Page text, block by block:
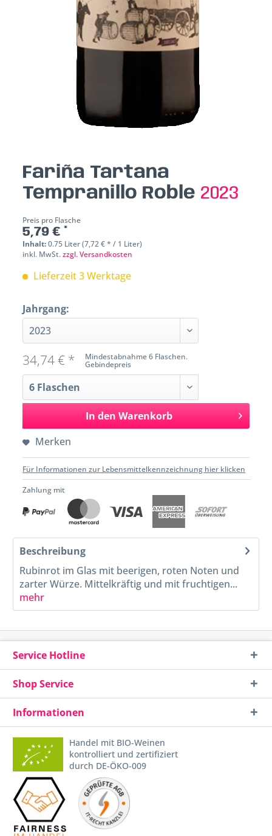
Fariña Tartana
Tempranillo Roble 2023
Preis pro Flasche
5,79 € *
Inhalt:0.75 Liter (7,72 € * / 1 Liter)
inkl. MwSt.zzgl. Versandkosten
Lieferzeit 3 Werktage
Jahrgang:
Mindestabnahme 6 Flaschen.
Gebindepreis
34,74 € *
In den Warenkorb
Merken
Für Informationen zur Lebensmittelkennzeichnung hier klicken
Zahlung mit
Beschreibung
Rubinrot im Glas mit beerigen, roten Noten und
zarter Würze. Mittelkräftig und mit fruchtigen...
mehr
Service Hotline
Shop Service
Informationen
Handel mit BIO-Weinen
kontrolliert und zertifiziert
durch DE-ÖKO-009